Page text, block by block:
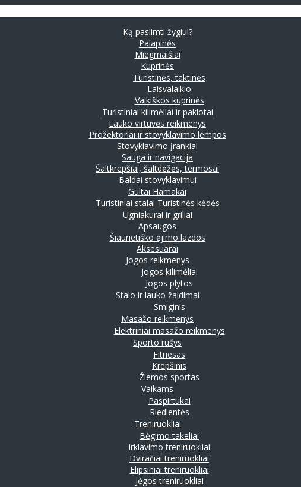
Ką pasiimti žygiui?
Palapinės
Miegmaišiai
Kuprinės
Turistinės, taktinės
Laisvalaikio
Vaikiškos kuprinės
Turistiniai kilimėliai ir paklotai
Lauko virtuvės reikmenys
Prožektoriai ir stovyklavimo lempos
Stovyklavimo įrankiai
Sauga ir navigacija
Šaltkrepšiai, šaltdėžės, termosai
Baldai stovyklavimui
Gultai Hamakai
Turistiniai stalai Turistinės kėdės
Ugniakurai ir griliai
Apsaugos
Šiaurietiško ėjimo lazdos
Aksesuarai
Jogos reikmenys
Jogos kilimėliai
Jogos plytos
Stalo ir lauko žaidimai
Smiginis
Masažo reikmenys
Elektriniai masažo reikmenys
Sporto rūšys
Fitnesas
Krepšinis
Žiemos sportas
Vaikams
Paspirtukai
Riedlentės
Treniruokliai
Bėgimo takeliai
Irklavimo treniruokliai
Dviračiai treniruokliai
Elipsiniai treniruokliai
Jėgos treniruokliai